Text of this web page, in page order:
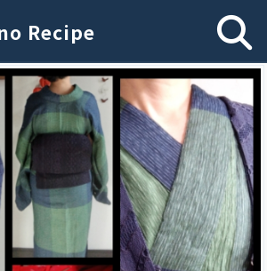
Recipe